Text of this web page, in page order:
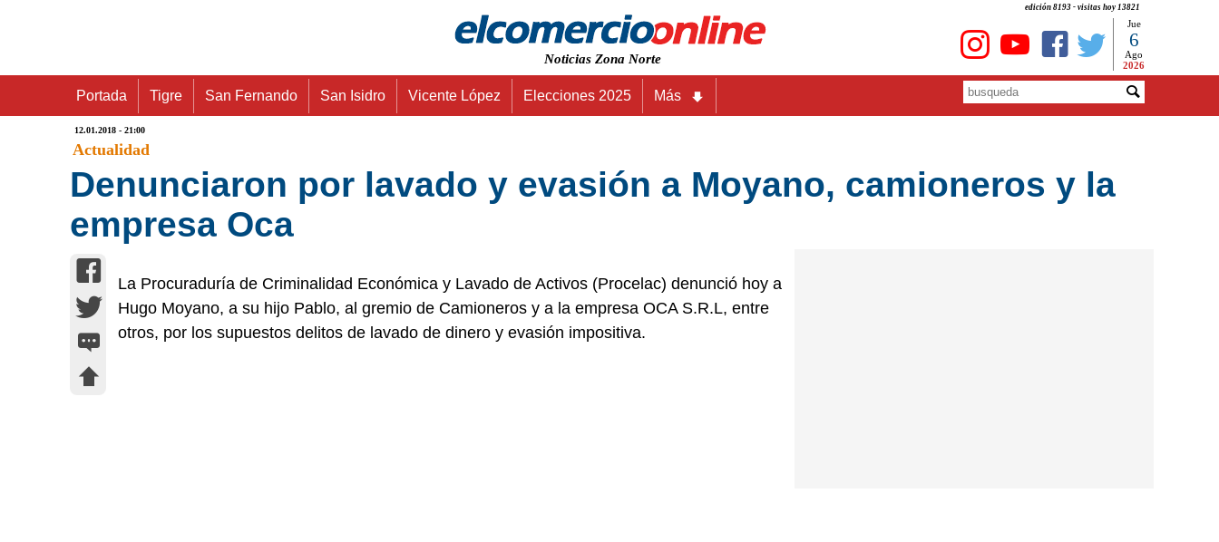
edición 8193 - visitas hoy 13821
Noticias Zona Norte
Jue
6
Ago
2026
Portada Tigre San Fernando San Isidro Vicente López Elecciones 2025 Más
12.01.2018 - 21:00
Actualidad
Denunciaron por lavado y evasión a Moyano, camioneros y la
empresa Oca
La Procuraduría de Criminalidad Económica y Lavado de Activos (Procelac) denunció hoy a
Hugo Moyano, a su hijo Pablo, al gremio de Camioneros y a la empresa OCA S.R.L, entre
otros, por los supuestos delitos de lavado de dinero y evasión impositiva.